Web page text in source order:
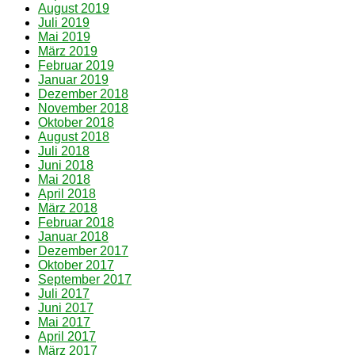
August 2019
Juli 2019
Mai 2019
März 2019
Februar 2019
Januar 2019
Dezember 2018
November 2018
Oktober 2018
August 2018
Juli 2018
Juni 2018
Mai 2018
April 2018
März 2018
Februar 2018
Januar 2018
Dezember 2017
Oktober 2017
September 2017
Juli 2017
Juni 2017
Mai 2017
April 2017
März 2017